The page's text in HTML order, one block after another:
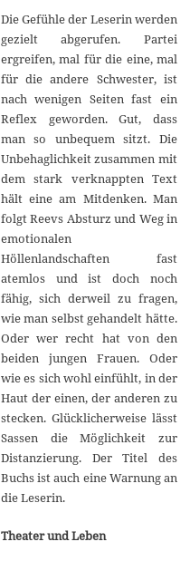
Die Gefühle der Leserin werden
gezielt abgerufen. Partei
ergreifen, mal für die eine, mal
für die andere Schwester, ist
nach wenigen Seiten fast ein
Reflex geworden. Gut, dass
man so unbequem sitzt. Die
Unbehaglichkeit zusammen mit
dem stark verknappten Text
hält eine am Mitdenken. Man
folgt Reevs Absturz und Weg in
emotionalen
Höllenlandschaften fast
atemlos und ist doch noch
fähig, sich derweil zu fragen,
wie man selbst gehandelt hätte.
Oder wer recht hat von den
beiden jungen Frauen. Oder
wie es sich wohl einfühlt, in der
Haut der einen, der anderen zu
stecken. Glücklicherweise lässt
Sassen die Möglichkeit zur
Distanzierung. Der Titel des
Buchs ist auch eine Warnung an
die Leserin.
Theater und Leben